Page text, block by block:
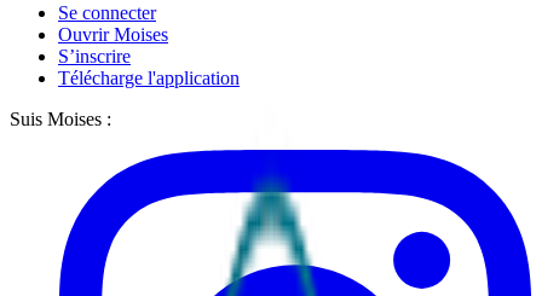
Se connecter
Ouvrir Moises
S’inscrire
Télécharge l'application
Suis Moises :